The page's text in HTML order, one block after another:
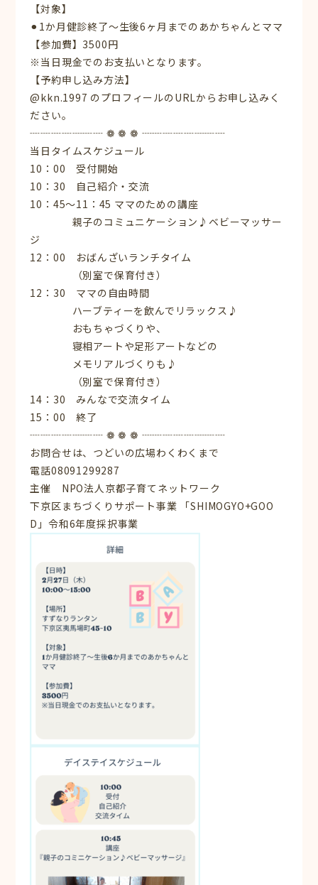
【対象】
⚫︎1か月健診終了～生後6ヶ月までのあかちゃんとママ
【参加費】3500円
※当日現金でのお支払いとなります。
【予約申し込み方法】
@kkn.1997 のプロフィールのURLからお申し込みく
ださい。
┈┈┈┈┈┈┈ ❁ ❁ ❁ ┈┈┈┈┈┈┈┈
当日タイムスケジュール
10：00 受付開始
10：30 自己紹介・交流
10：45〜11：45 ママのための講座
親子のコミュニケーション♪ベビーマッサー
ジ
12：00 おばんざいランチタイム
（別室で保育付き）
12：30 ママの自由時間
ハーブティーを飲んでリラックス♪
おもちゃづくりや、
寝相アートや足形アートなどの
メモリアルづくりも♪
（別室で保育付き）
14：30 みんなで交流タイム
15：00 終了
┈┈┈┈┈┈┈ ❁ ❁ ❁ ┈┈┈┈┈┈┈┈
お問合せは、つどいの広場わくわくまで
電話08091299287
主催 NPO法人京都子育てネットワーク
下京区まちづくりサポート事業 「SHIMOGYO+GOO
D」令和6年度採択事業